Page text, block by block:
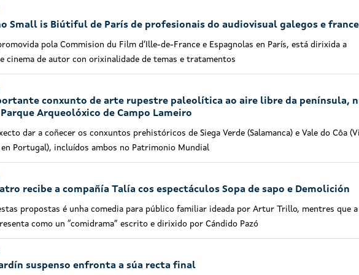
Small is Biútiful de París de profesionais do audiovisual galegos e
pola Commision du Film d’Ille-de-France e Espagnolas en París, está dirixida a
cinema de autor con orixinalidade de temas e tratamentos
conxunto de arte rupestre paleolítica ao aire libre da península,
Arqueolóxico de Campo Lameiro
dar a coñecer os conxuntos prehistóricos de Siega Verde (Salamanca) e Vale do Côa
en Portugal), incluídos ambos no Patrimonio Mundial
recibe a compañía Talía cos espectáculos Sopa de sapo e Demolición
propostas é unha comedia para público familiar ideada por Artur Trillo, mentres que a
como un “comidrama” escrito e dirixido por Cándido Pazó
suspenso enfronta a súa recta final